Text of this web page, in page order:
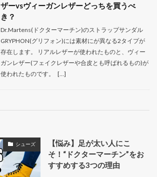
ザーvsヴィーガンレザーどっちを買うべ
き？
Dr.Martens(ドクターマーチン)のストラップサンダル
GRYPHON(グリフォン)には素材にが異なる2タイプが
存在します。 リアルレザーが使われたものと、ヴィー
ガンレザー(フェイクレザーや合皮とも呼ばれるもの)が
使われたものです。 […]
シューズ
【悩み】足が太い人にこ
そ！“ドクターマーチン”をお
すすめする3つの理由